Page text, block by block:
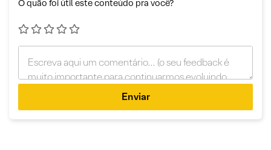
O quão foi útil este conteúdo pra você?
Enviar